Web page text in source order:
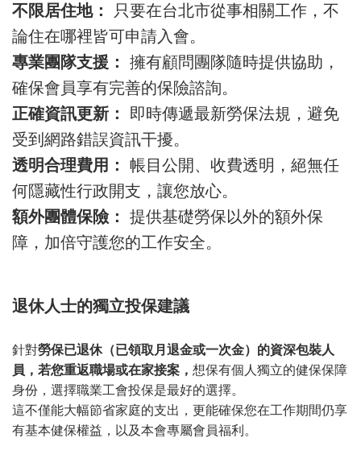
不限居住地：
只要在台北市從事相關工作，不
論住在哪裡皆可申請入會。
專業團隊支援：
擁有顧問團隊隨時提供協助，
確保會員享有完善的保險諮詢。
正確資訊更新：
即時傳遞最新勞保法規，避免
受到網路錯誤資訊干擾。
透明合理費用：
帳目公開、收費透明，絕無任
何隱藏性行政開支，讓您放心。
額外團體保險：
提供基礎勞保以外的額外保
障，加倍守護您的工作安全。
退休人士的獨立投保建議
針對勞保已退休（已領取月退金或一次金） 的資深包裝人
員，若您重返職場或在家接案， 想保有個人獨立的健保保障
身份，選擇職業工會投保是最好的選擇。
這不僅能大幅節省家庭的支出，更能確保您在工作期間仍享
有基本健保權益，以及本會專屬會員福利。